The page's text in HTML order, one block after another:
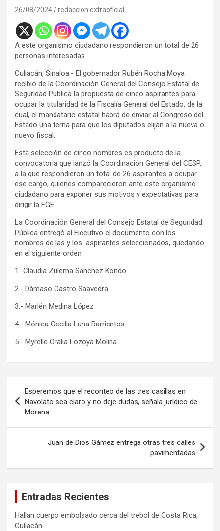
26/08/2024 redaccion extraoficial
A este organismo ciudadano respondieron un total de 26
personas interesadas
Culiacán, Sinaloa.- El gobernador Rubén Rocha Moya
recibió de la Coordinación General del Consejo Estatal de
Seguridad Pública la propuesta de cinco aspirantes para
ocupar la titularidad de la Fiscalía General del Estado, de la
cual, el mandatario estatal habrá de enviar al Congreso del
Estado una terna para que los diputados elijan a la nueva o
nuevo fiscal.
Esta selección de cinco nombres es producto de la
convocatoria que lanzó la Coordinación General del CESP,
a la que respondieron un total de 26 aspirantes a ocupar
ese cargo, quienes comparecieron ante este organismo
ciudadano para exponer sus motivos y expectativas para
dirigir la FGE.
La Coordinación General del Consejo Estatal de Seguridad
Pública entregó al Ejecutivo el documento con los
nombres de las y los aspirantes seleccionados, quedando
en el siguiente orden:
1.-Claudia Zulema Sánchez Kondo
2.- Dámaso Castro Saavedra
3.- Marlén Medina López
4.- Mónica Cecilia Luna Barrientos
5.- Myrelle Oralia Lozoya Molina
de
entradas
Esperemos que el reconteo de las tres casillas en
Navolato sea claro y no deje dudas, señala jurídico de
Morena
Juan de Dios Gámez entrega otras tres calles
pavimentadas
Entradas Recientes
Hallan cuerpo embolsado cerca del trébol de Costa Rica,
Culiacán